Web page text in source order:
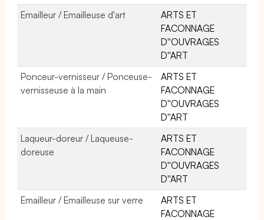
Emailleur / Emailleuse d'art
ARTS ET
FACONNAGE
D''OUVRAGES
D''ART
Ponceur-vernisseur / Ponceuse-
vernisseuse à la main
ARTS ET
FACONNAGE
D''OUVRAGES
D''ART
Laqueur-doreur / Laqueuse-
doreuse
ARTS ET
FACONNAGE
D''OUVRAGES
D''ART
Emailleur / Emailleuse sur verre
ARTS ET
FACONNAGE